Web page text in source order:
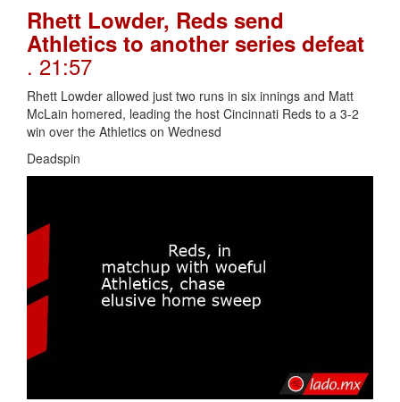
Rhett Lowder, Reds send
Athletics to another series defeat
. 21:57
Rhett Lowder allowed just two runs in six innings and Matt
McLain homered, leading the host Cincinnati Reds to a 3-2
win over the Athletics on Wednesd
Deadspin